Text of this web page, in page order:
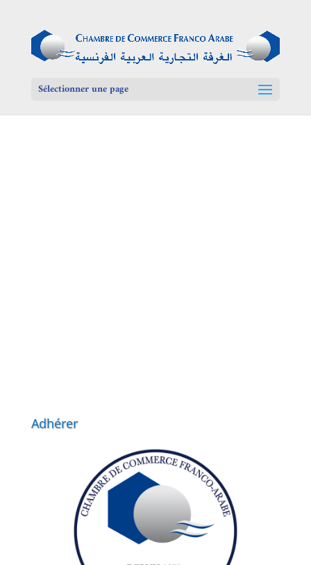
Sélectionner une page
Adhérer